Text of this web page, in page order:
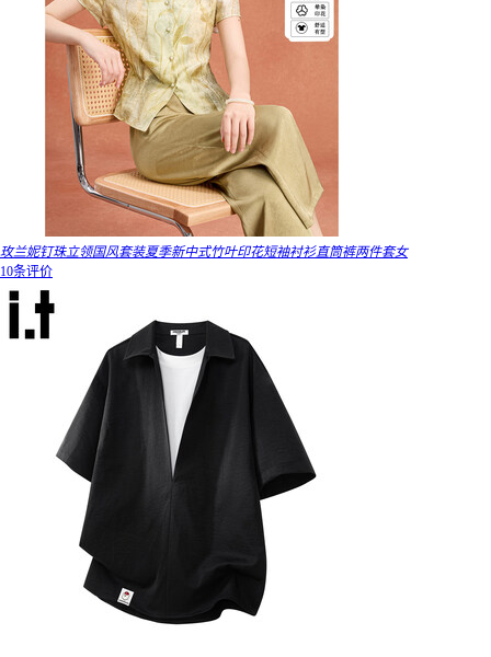
玫兰妮钉珠立领国风套装夏季新中式竹叶印花短袖衬衫直筒裤两件套女
10条评价